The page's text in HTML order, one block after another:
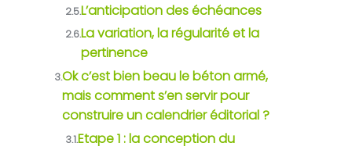
2.5.L’anticipation des échéances
2.6.La variation, la régularité et la
pertinence
3.Ok c’est bien beau le béton armé,
mais comment s’en servir pour
construire un calendrier éditorial ?
3.1.Etape 1 : la conception du